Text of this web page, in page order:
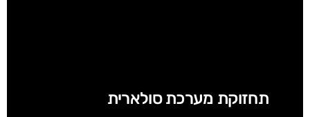
תחזוקת מערכת סולארית